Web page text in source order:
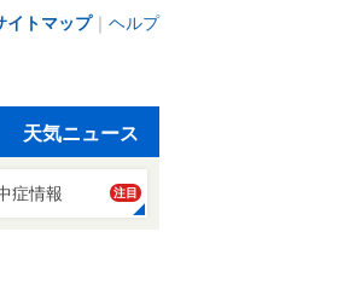
イトマップ｜ ヘルプ
天気ニュース
症情報 注目